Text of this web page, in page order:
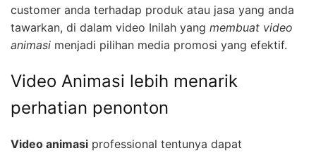
customer anda terhadap produk atau jasa yang anda
tawarkan, di dalam video Inilah yang membuat video
animasi menjadi pilihan media promosi yang efektif.
Video Animasi lebih menarik
perhatian penonton
Video animasi professional tentunya dapat